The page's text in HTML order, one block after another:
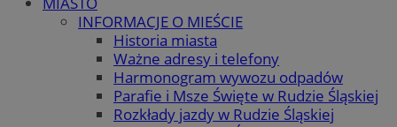
INFORMACJE O MIEŚCIE
Historia miasta
Ważne adresy i telefony
Harmonogram wywozu odpadów
Parafie i Msze Święte w Rudzie Śląskiej
Rozkłady jazdy w Rudzie Śląskiej